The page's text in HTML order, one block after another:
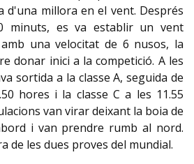
d'una millora en el vent. Després
minuts, es va establir un vent
una velocitat de 6 nusos, la
donar inici a la competició. A les
sortida a la classe A, seguida de
hores i la classe C a les 11.55
van virar deixant la boia de
i van prendre rumb al nord.
de les dues proves del mundial.